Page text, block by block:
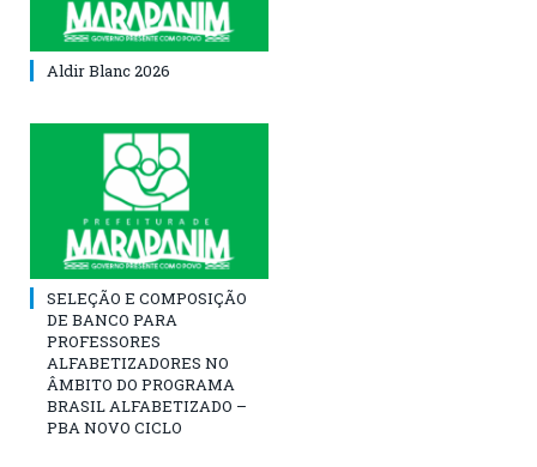
Aldir Blanc 2026
SELEÇÃO E COMPOSIÇÃO
DE BANCO PARA
PROFESSORES
ALFABETIZADORES NO
ÂMBITO DO PROGRAMA
BRASIL ALFABETIZADO –
PBA NOVO CICLO